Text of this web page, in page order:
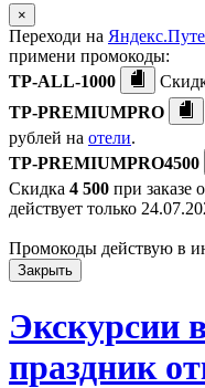
×
Переходи на
примени промокоды:
TP-ALL-1000
TP-PREMIUMPRO
рублей на отели.
TP-PREMIUMPRO4500
Скидка 4 500 при заказе
действует только
Промокоды действую в
Закрыть
Экскурсии
праздник